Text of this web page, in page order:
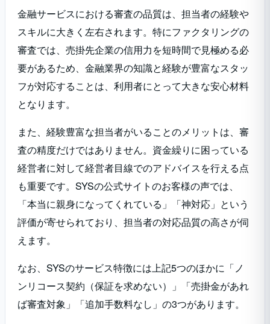
金融サービスにおける審査の品質は、担当者の経験や
スキルに大きく左右されます。特にファクタリングの
審査では、売掛先企業の信用力を短時間で見極める必
要があるため、金融業界の知識と経験が豊富なスタッ
フが対応することは、利用者にとって大きな安心材料
となります。
また、経験豊富な担当者がいることのメリットは、審
査の精度だけではありません。資金繰りに困っている
経営者に対して経営者目線でのアドバイスを行える点
も重要です。SYSの公式サイトのお客様の声では、
「本当に親身になってくれている」「神対応」という
評価が寄せられており、担当者の対応品質の高さが伺
えます。
なお、SYSのサービス特徴には上記5つのほかに「ノ
ンリコース契約（保証を求めない）」「売掛金があれ
ば審査対象」「追加手数料なし」の3つがあります。